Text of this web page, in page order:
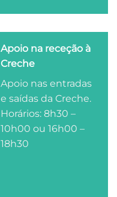
Apoio na receção à
Creche
Apoio nas entradas
e saídas da Creche.
Horários: 8h30 –
10h00 ou 16h00 –
18h30